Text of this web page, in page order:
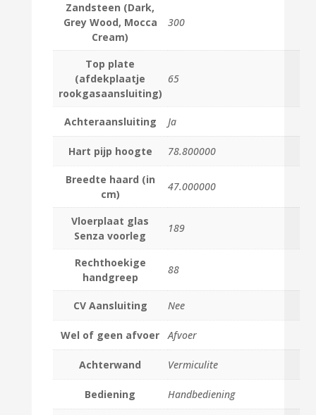
Zandsteen (Dark,
Grey Wood, Mocca
Cream)
300
Top plate
(afdekplaatje
rookgasaansluiting)
65
Achteraansluiting Ja
Hart pijp hoogte 78.800000
Breedte haard (in
cm)
47.000000
Vloerplaat glas
Senza voorleg
189
Rechthoekige
handgreep
88
CV Aansluiting Nee
Wel of geen afvoer Afvoer
Achterwand Vermiculite
Bediening Handbediening